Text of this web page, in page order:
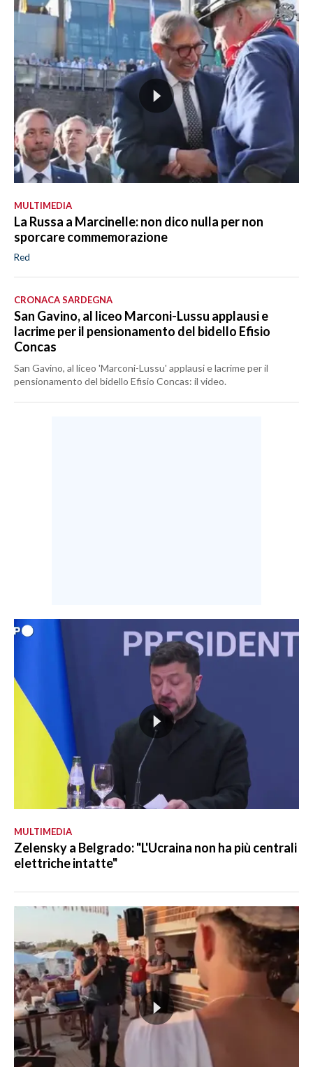
MULTIMEDIA
La Russa a Marcinelle: non dico nulla per non
sporcare commemorazione
Red
CRONACA SARDEGNA
San Gavino, al liceo Marconi-Lussu applausi e
lacrime per il pensionamento del bidello Efisio
Concas
San Gavino, al liceo 'Marconi-Lussu' applausi e lacrime per il
pensionamento del bidello Efisio Concas: il video.
MULTIMEDIA
Zelensky a Belgrado: "L'Ucraina non ha più centrali
elettriche intatte"